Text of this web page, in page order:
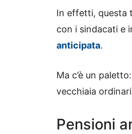
In effetti, questa
con i sindacati e
anticipata.
Ma c’è un
vecchiaia
Pensioni